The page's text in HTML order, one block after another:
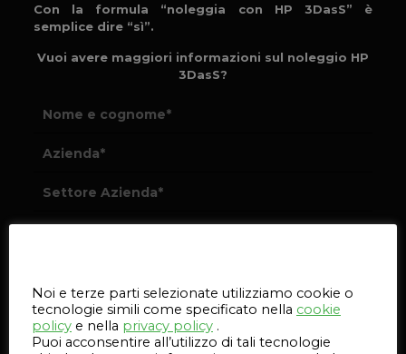
Con la formula “noleggia con HP 3DasS” è
semplice dire “sì”.
Vuoi avere maggiori informazioni sul noleggio HP
3DasS?
Noi e terze parti selezionate utilizziamo cookie o
tecnologie simili come specificato nella cookie
policy e nella privacy policy .
Puoi acconsentire all’utilizzo di tali tecnologie